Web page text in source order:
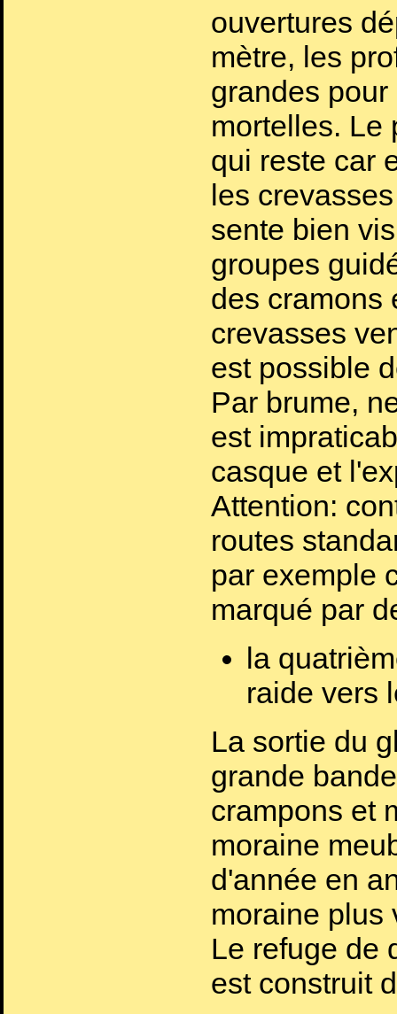
ouvertures
mètre, les
grandes
mortelles. Le
qui reste car
les
sente bien
groupes
des cramons
crevasses
est possible
Par brume,
est
casque et
Attention:
routes
par exemple
marqué par
la
raide vers
La sortie du
grande
crampons et
moraine
d'année en
moraine plus
Le refuge de
est construit